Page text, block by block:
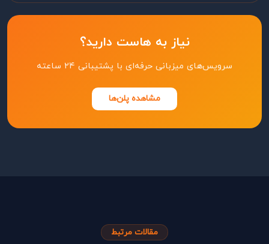
نیاز به هاست دارید؟
سرویس‌های میزبانی حرفه‌ای با پشتیبانی ۲۴ ساعته
مشاهده پلن‌ها
مقالات مرتبط